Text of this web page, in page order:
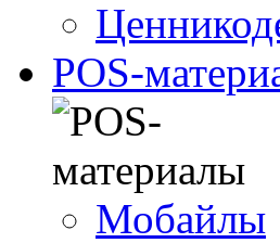
POS-
Мобайлы